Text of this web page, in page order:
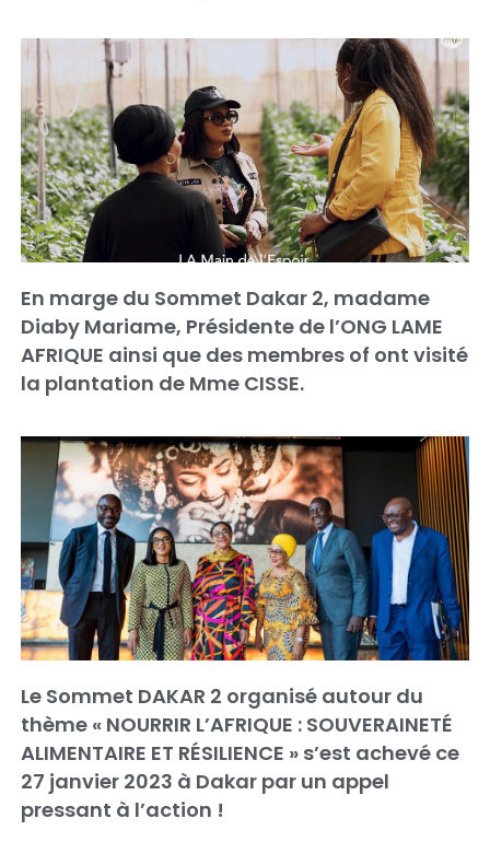
En marge du Sommet Dakar 2, madame
Diaby Mariame, Présidente de l’ONG LAME
AFRIQUE ainsi que des membres of ont visité
la plantation de Mme CISSE.
Le Sommet DAKAR 2 organisé autour du
thème « NOURRIR L’AFRIQUE : SOUVERAINETÉ
ALIMENTAIRE ET RÉSILIENCE » s’est achevé ce
27 janvier 2023 à Dakar par un appel
pressant à l’action !